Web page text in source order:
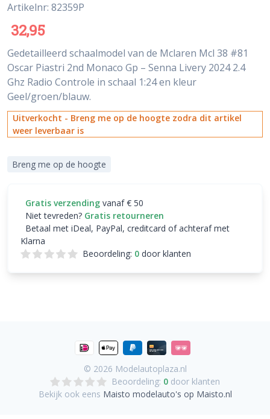
Artikelnr: 82359P
32,95
Gedetailleerd schaalmodel van de Mclaren Mcl 38 #81
Oscar Piastri 2nd Monaco Gp – Senna Livery 2024 2.4
Ghz Radio Controle in schaal 1:24 en kleur
Geel/groen/blauw.
Uitverkocht - Breng me op de hoogte zodra dit artikel
weer leverbaar is
Breng me op de hoogte
Gratis verzending vanaf € 50
Niet tevreden? Gratis retourneren
Betaal met iDeal, PayPal, creditcard of achteraf met
Klarna
Beoordeling: 0door klanten
© 2026 Modelautoplaza.nl
Beoordeling: 0 door klanten
Bekijk ook eens Maisto modelauto's op Maisto.nl